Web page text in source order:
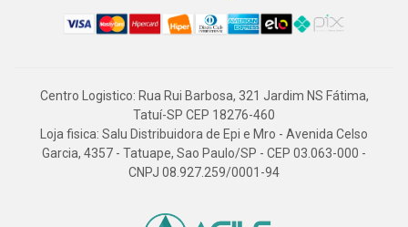
Centro Logistico: Rua Rui Barbosa, 321 Jardim NS Fátima,
Tatuí-SP CEP 18276-460
Loja fisica: Salu Distribuidora de Epi e Mro - Avenida Celso
Garcia, 4357 - Tatuape, Sao Paulo/SP - CEP 03.063-000 -
CNPJ 08.927.259/0001-94